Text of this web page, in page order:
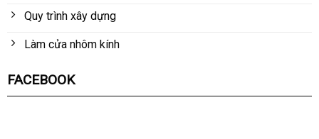
Quy trình xây dựng
Làm cửa nhôm kính
FACEBOOK